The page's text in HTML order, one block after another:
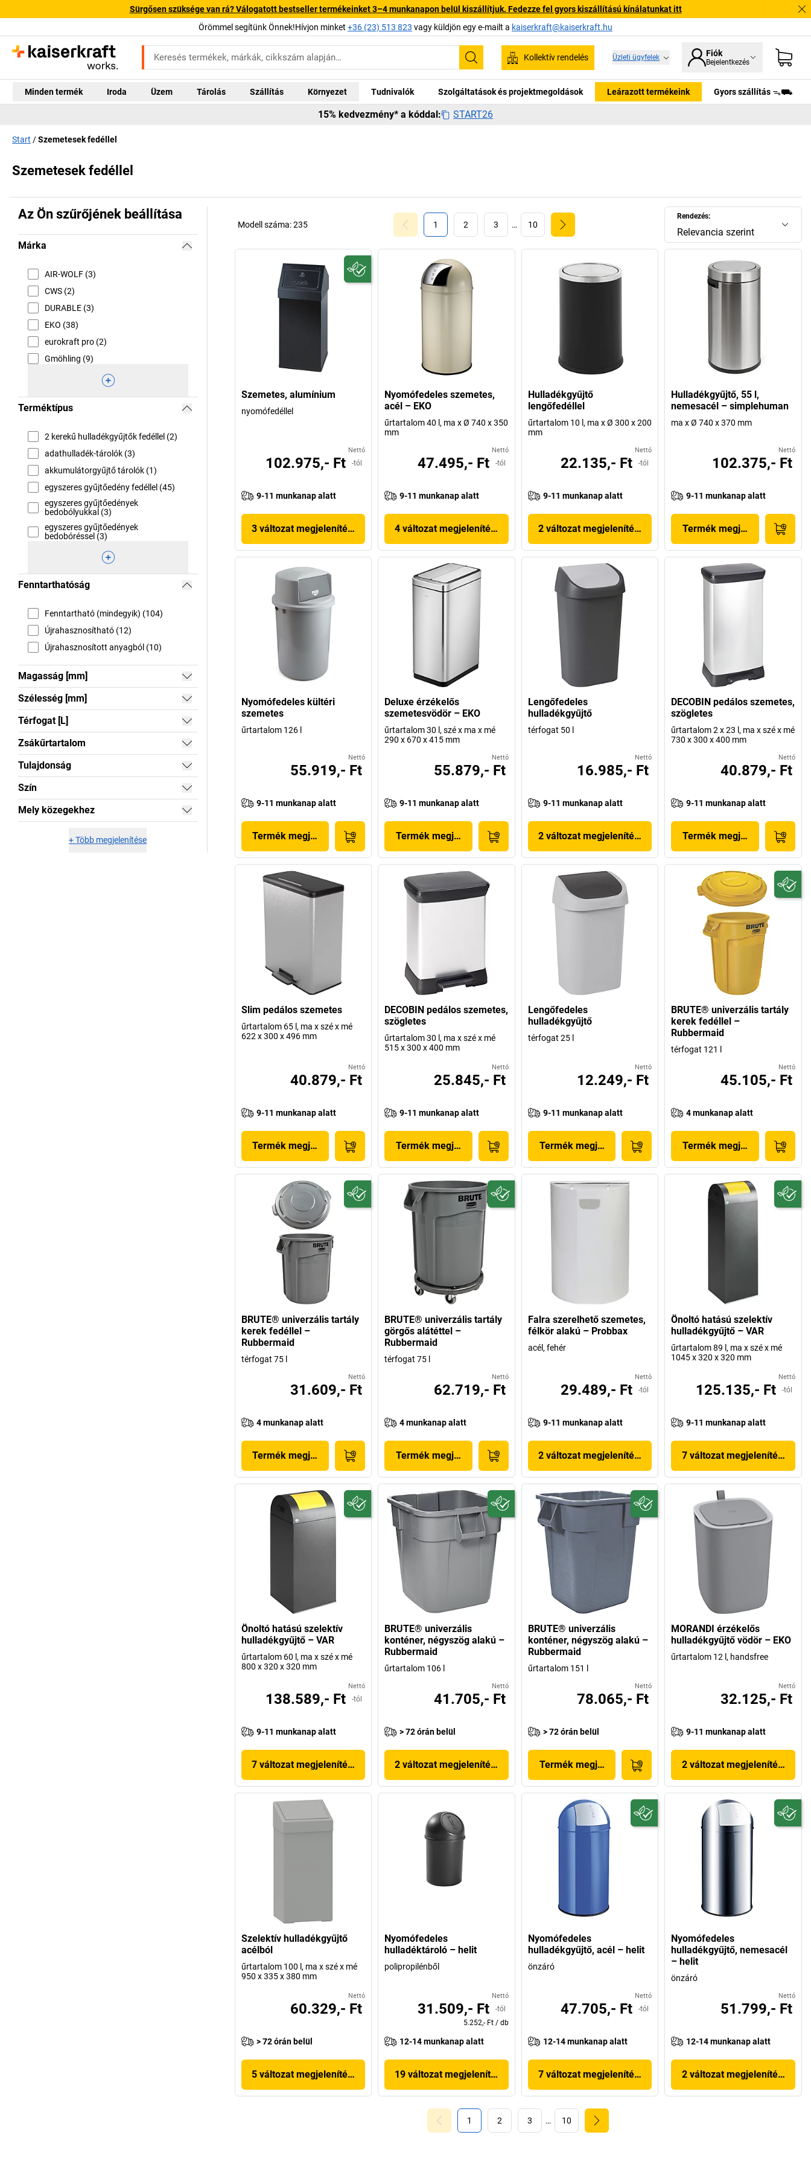
Sürgősen szüksége van rá? Válogatott bestseller termékeinket 3–4 munkanapon belül kiszállítjuk. Fedezze fel gyors kiszállítású kínálatunkat itt
Örömmel segítünk Önnek!Hívjon minket +36 (23) 513 823 vagy küldjön egy e-mailt a kaiserkraft@kaiserkraft.hu
Keresés
Kollektív rendelés Üzleti ügyfelek Fiók
Bejelentkezés
Minden termék Iroda Üzem Tárolás Szállítás Környezet Tudnivalók Szolgáltatások és projektmegoldások Leárazott termékeink Gyors szállítás ᯓ⛟
15% kedvezmény* a kóddal: START26
Start Szemetesek fedéllel
Szemetesek fedéllel
Az Ön szűrőjének beállítása
Márka
AIR-WOLF (3)
CWS (2)
DURABLE (3)
EKO (38)
eurokraft pro (2)
Gmöhling (9)
Terméktípus
2 kerekű hulladékgyűjtők fedéllel (2)
adathulladék-tárolók (3)
akkumulátorgyűjtő tárolók (1)
egyszeres gyűjtőedény fedéllel (45)
egyszeres gyűjtőedények
bedobólyukkal (3)
egyszeres gyűjtőedények
bedobóréssel (3)
Fenntarthatóság
Fenntartható (mindegyik) (104)
Újrahasznosítható (12)
Újrahasznosított anyagból (10)
Magasság [mm]
Szélesség [mm]
Térfogat [L]
Zsákűrtartalom
Tulajdonság
Szín
Mely közegekhez
+Több megjelenítése
Rendezés:
Relevancia szerint
1 2 3 … 10
Modell száma:235
Szemetes, alumínium
nyomófedéllel
Nettó
102.975,- Ft -tól
9-11 munkanap alatt
3 változat megjelenítése
Nyomófedeles szemetes,
acél – EKO
űrtartalom 40 l, ma x Ø 740 x 350
mm
Nettó
47.495,- Ft -tól
9-11 munkanap alatt
4 változat megjelenítése
Hulladékgyűjtő
lengőfedéllel
űrtartalom 10 l, ma x Ø 300 x 200
mm
Nettó
22.135,- Ft -tól
9-11 munkanap alatt
2 változat megjelenítése
Hulladékgyűjtő, 55 l,
nemesacél – simplehuman
ma x Ø 740 x 370 mm
Nettó
102.375,- Ft
9-11 munkanap alatt
Termék megjelenítése
Nyomófedeles kültéri
szemetes
űrtartalom 126 l
Nettó
55.919,- Ft
9-11 munkanap alatt
Termék megjelenítése
Deluxe érzékelős
szemetesvödör – EKO
űrtartalom 30 l, szé x ma x mé
290 x 670 x 415 mm
Nettó
55.879,- Ft
9-11 munkanap alatt
Termék megjelenítése
Lengőfedeles
hulladékgyűjtő
térfogat 50 l
Nettó
16.985,- Ft
9-11 munkanap alatt
2 változat megjelenítése
DECOBIN pedálos szemetes,
szögletes
űrtartalom 2 x 23 l, ma x szé x mé
730 x 300 x 400 mm
Nettó
40.879,- Ft
9-11 munkanap alatt
Termék megjelenítése
Slim pedálos szemetes
űrtartalom 65 l, ma x szé x mé
622 x 300 x 496 mm
Nettó
40.879,- Ft
9-11 munkanap alatt
Termék megjelenítése
DECOBIN pedálos szemetes,
szögletes
űrtartalom 30 l, ma x szé x mé
515 x 300 x 400 mm
Nettó
25.845,- Ft
9-11 munkanap alatt
Termék megjelenítése
Lengőfedeles
hulladékgyűjtő
térfogat 25 l
Nettó
12.249,- Ft
9-11 munkanap alatt
Termék megjelenítése
BRUTE® univerzális tartály
kerek fedéllel –
Rubbermaid
térfogat 121 l
Nettó
45.105,- Ft
4 munkanap alatt
Termék megjelenítése
BRUTE® univerzális tartály
kerek fedéllel –
Rubbermaid
térfogat 75 l
Nettó
31.609,- Ft
4 munkanap alatt
Termék megjelenítése
BRUTE® univerzális tartály
görgős alátéttel –
Rubbermaid
térfogat 75 l
Nettó
62.719,- Ft
4 munkanap alatt
Termék megjelenítése
Falra szerelhető szemetes,
félkör alakú – Probbax
acél, fehér
Nettó
29.489,- Ft -tól
9-11 munkanap alatt
2 változat megjelenítése
Önoltó hatású szelektív
hulladékgyűjtő – VAR
űrtartalom 89 l, ma x szé x mé
1045 x 320 x 320 mm
Nettó
125.135,- Ft -tól
9-11 munkanap alatt
7 változat megjelenítése
Önoltó hatású szelektív
hulladékgyűjtő – VAR
űrtartalom 60 l, ma x szé x mé
800 x 320 x 320 mm
Nettó
138.589,- Ft -tól
9-11 munkanap alatt
7 változat megjelenítése
BRUTE® univerzális
konténer, négyszög alakú –
Rubbermaid
űrtartalom 106 l
Nettó
41.705,- Ft
> 72 órán belül
2 változat megjelenítése
BRUTE® univerzális
konténer, négyszög alakú –
Rubbermaid
űrtartalom 151 l
Nettó
78.065,- Ft
> 72 órán belül
Termék megjelenítése
MORANDI érzékelős
hulladékgyűjtő vödör – EKO
űrtartalom 12 l, handsfree
Nettó
32.125,- Ft
9-11 munkanap alatt
2 változat megjelenítése
Szelektív hulladékgyűjtő
acélból
űrtartalom 100 l, ma x szé x mé
950 x 335 x 380 mm
Nettó
60.329,- Ft
> 72 órán belül
5 változat megjelenítése
Nyomófedeles
hulladéktároló – helit
polipropilénből
Nettó
31.509,- Ft
-tól
5.252,- Ft / db
12-14 munkanap alatt
19 változat megjelenítése
Nyomófedeles
hulladékgyűjtő, acél – helit
önzáró
Nettó
47.705,- Ft -tól
12-14 munkanap alatt
7 változat megjelenítése
Nyomófedeles
hulladékgyűjtő, nemesacél
– helit
önzáró
Nettó
51.799,- Ft
12-14 munkanap alatt
2 változat megjelenítése
1 2 3 … 10